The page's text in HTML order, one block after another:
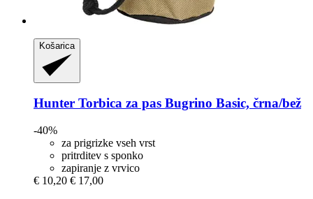
Košarica
Hunter Torbica za pas Bugrino Basic, črna/bež
-40%
za prigrizke vseh vrst
pritrditev s sponko
zapiranje z vrvico
€ 10,20 € 17,00